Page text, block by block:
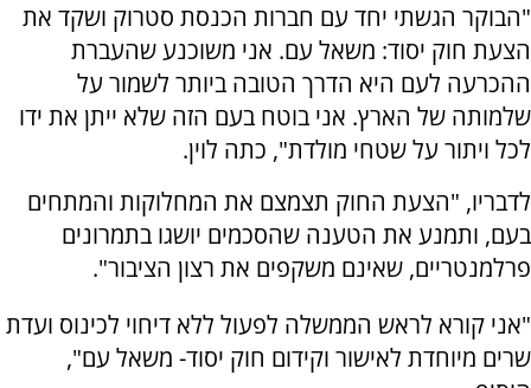
"הבוקר הגשתי יחד עם חברות הכנסת סטרוק ושקד את
הצעת חוק יסוד: משאל עם. אני משוכנע שהעברת
ההכרעה לעם היא הדרך הטובה ביותר לשמור על
שלמותה של הארץ. אני בוטח בעם הזה שלא ייתן את ידו
לכל ויתור על שטחי מולדת", כתה לוין.
לדבריו, "הצעת החוק תצמצם את המחלוקות והמתחים
בעם, ותמנע את הטענה שהסכמים יושגו בתמרונים
פרלמנטריים, שאינם משקפים את רצון הציבור".
"אני קורא לראש הממשלה לפעול ללא דיחוי לכינוס ועדת
שרים מיוחדת לאישור וקידום חוק יסוד- משאל עם",